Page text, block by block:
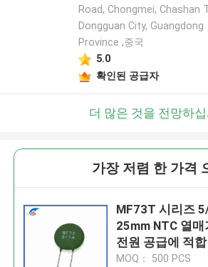
Road, Chongmei, Chashan
Dongguan City, Guangdong
Province ,중국
5.0
확인된 공급자
더 많은 것을 전망하
가장 저렴 한 가격
MF73T 시리즈
25mm NTC 열
전원 공급에 적
기
MOQ： 500 PCS